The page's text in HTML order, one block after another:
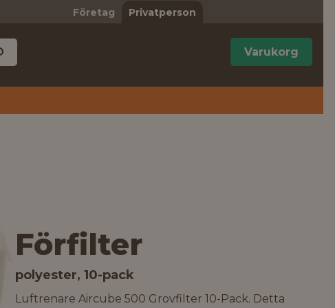
Företag Privatperson
Varukorg
Förfilter
polyester, 10-pack
Luftrenare Aircube 500 Grovfilter 10-Pack. Detta